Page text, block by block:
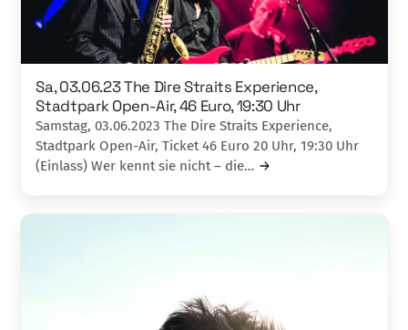
Sa, 03.06.23 The Dire Straits Experience,
Stadtpark Open-Air, 46 Euro, 19:30 Uhr
Samstag, 03.06.2023 The Dire Straits Experience,
Stadtpark Open-Air, Ticket 46 Euro 20 Uhr, 19:30 Uhr
(Einlass) Wer kennt sie nicht – die…